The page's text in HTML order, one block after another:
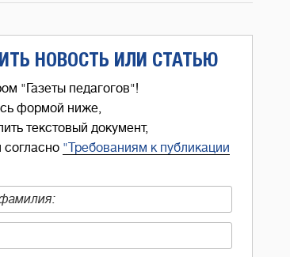
НОВОСТЬ ИЛИ СТАТЬЮ
"Газеты педагогов"!
формой ниже,
текстовый документ,
"Требованиям к публикации